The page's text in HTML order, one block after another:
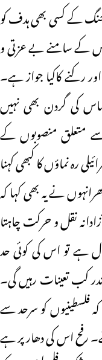
کے کسی بھی ہدف کو
کے سامنے بے عزتی و
رکنے کاکیا جواز ہے۔
کی گردن بھی نہیں
متعلق منصوبوں کے
رہ نماؤں کا کبھی کہنا
نے یہ بھی کہا کہ
نقل و حرکت چاہتا
ہے تو اس کی کوئی حد
کب تعینات رہیں گی۔
کو سرحد سے
رفح اس کی دھار پر ہے